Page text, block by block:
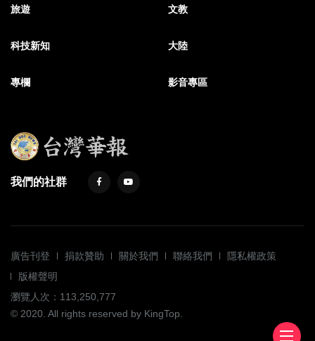
旅遊 文教
科技新知 大陸
專欄 影音專區
我們的社群
廣告刊登 捐款贊助 關於我們 聯絡我們
隱私權政策
版權聲明
瀏覽人次：113,250,777
© 2020. All rights reserved by KingTop.